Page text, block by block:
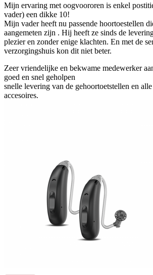
Mijn ervaring met oogvoororen is enkel
vader) een dikke 10!
Mijn vader heeft nu passende hoortoestellen
aangemeten zijn . Hij heeft ze sinds de
plezier en zonder enige klachten. En met de
verzorgingshuis kon dit niet beter.
Zeer vriendelijke en bekwame medewerker
goed en snel geholpen
snelle levering van de gehoortoetstellen en
accesoires.